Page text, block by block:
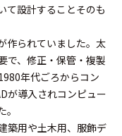
て設計することそのも
作られていました。太
で、修正・保管・複製
年代ごろからコン
が導入されコンピュー
築用や土木用、服飾デ